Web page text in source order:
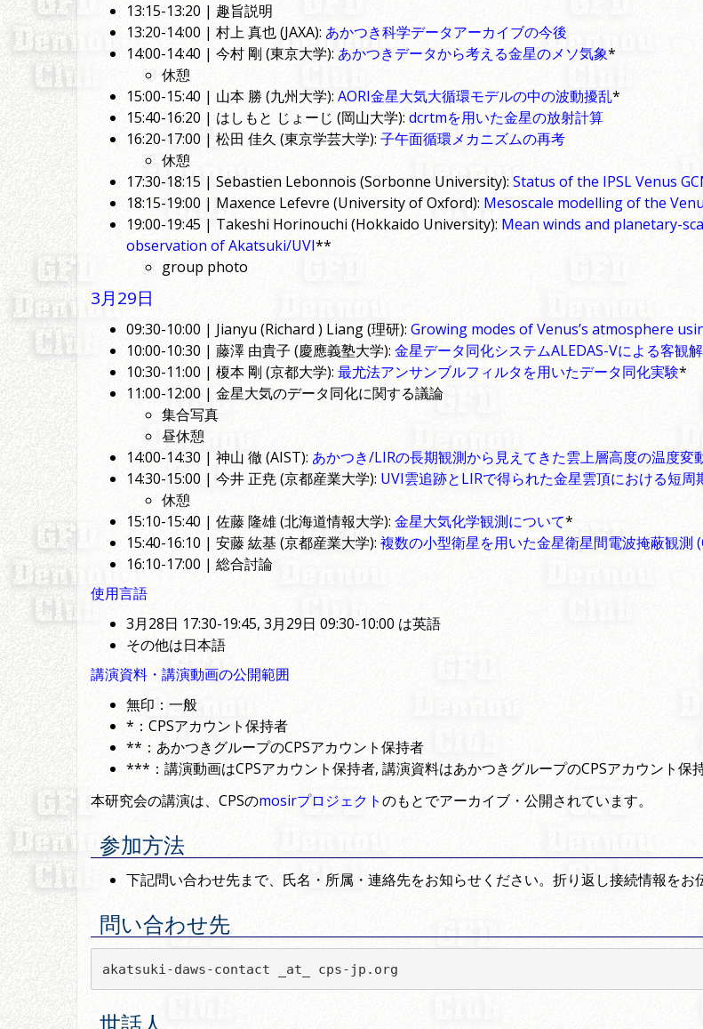
13:15-13:20 | 趣旨説明
13:20-14:00 | 村上 真也 (JAXA): あかつき科学データアーカイブの今後
14:00-14:40 | 今村 剛 (東京大学): あかつきデータから考える金星のメソ気象*
休憩
15:00-15:40 | 山本 勝 (九州大学): AORI金星大気大循環モデルの中の波動擾乱*
15:40-16:20 | はしもと じょーじ (岡山大学): dcrtmを用いた金星の放射計算
16:20-17:00 | 松田 佳久 (東京学芸大学): 子午面循環メカニズムの再考
休憩
17:30-18:15 | Sebastien Lebonnois (Sorbonne University): Status of the IPSL Venus
18:15-19:00 | Maxence Lefevre (University of Oxford): Mesoscale modelling of the
19:00-19:45 | Takeshi Horinouchi (Hokkaido University): Mean winds and planetary-
observation of Akatsuki/UVI**
group photo
3月29日
09:30-10:00 | Jianyu (Richard ) Liang (理研): Growing modes of Venus’s atmosphere
10:00-10:30 | 藤澤 由貴子 (慶應義塾大学): 金星データ同化システムALEDAS-Vによる客観
10:30-11:00 | 榎本 剛 (京都大学): 最尤法アンサンブルフィルタを用いたデータ同化実験*
11:00-12:00 | 金星大気のデータ同化に関する議論
集合写真
昼休憩
14:00-14:30 | 神山 徹 (AIST): あかつき/LIRの長期観測から見えてきた雲上層高度の温度変
14:30-15:00 | 今井 正尭 (京都産業大学): UVI雲追跡とLIRで得られた金星雲頂における短
休憩
15:10-15:40 | 佐藤 隆雄 (北海道情報大学): 金星大気化学観測について*
15:40-16:10 | 安藤 紘基 (京都産業大学): 複数の小型衛星を用いた金星衛星間電波掩蔽観測
16:10-17:00 | 総合討論
使用言語
3月28日 17:30-19:45, 3月29日 09:30-10:00 は英語
その他は日本語
講演資料・講演動画の公開範囲
無印：一般
*：CPSアカウント保持者
**：あかつきグループのCPSアカウント保持者
***：講演動画はCPSアカウント保持者, 講演資料はあかつきグループのCPSアカウント保
本研究会の講演は、CPSのmosirプロジェクトのもとでアーカイブ・公開されています。
参加方法
下記問い合わせ先まで、氏名・所属・連絡先をお知らせください。折り返し接続情報をお
問い合わせ先
akatsuki-daws-contact _at_ cps-jp.org